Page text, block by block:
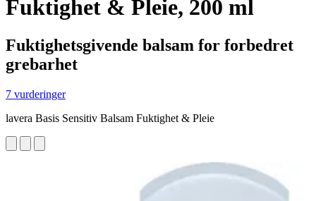
Fuktighet & Pleie, 200 ml
Fuktighetsgivende balsam for forbedret
grebarhet
7 vurderinger
lavera Basis Sensitiv Balsam Fuktighet & Pleie